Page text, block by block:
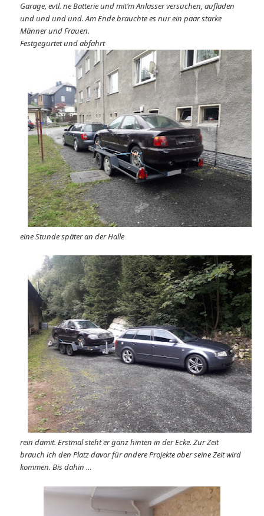
Garage, evtl. ne Batterie und mit’m Anlasser versuchen, aufladen
und und und und. Am Ende brauchte es nur ein paar starke
Männer und Frauen.
Festgegurtet und abfahrt
eine Stunde später an der Halle
rein damit. Erstmal steht er ganz hinten in der Ecke. Zur Zeit
brauch ich den Platz davor für andere Projekte aber seine Zeit wird
kommen. Bis dahin …